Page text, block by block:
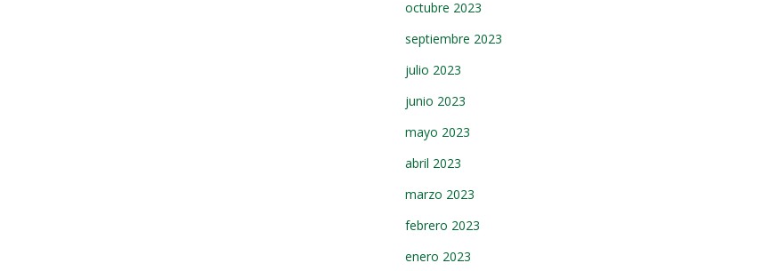
octubre 2023
septiembre 2023
julio 2023
junio 2023
mayo 2023
abril 2023
marzo 2023
febrero 2023
enero 2023